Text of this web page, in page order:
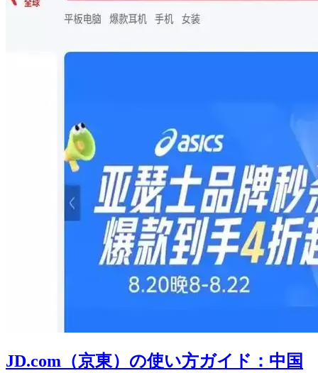
JD.com（京東）の使い方ガイド：中国